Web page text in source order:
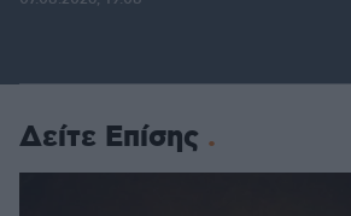
Δείτε Επίσης